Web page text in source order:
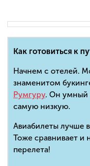
Как готовиться к
Начнем с отелей.
знаменитом
Румгуру. Он умный
самую низкую.
Авиабилеты лучше
Тоже сравнивает и
перелета!